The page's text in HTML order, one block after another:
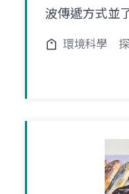
波傳遞方式並
環境科學